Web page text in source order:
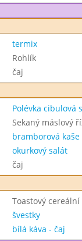
termix
Rohlík
čaj
Polévka cibulová
Sekaný máslový
bramborová kaše
okurkový salát
čaj
Toastový
švestky
bílá káva - čaj